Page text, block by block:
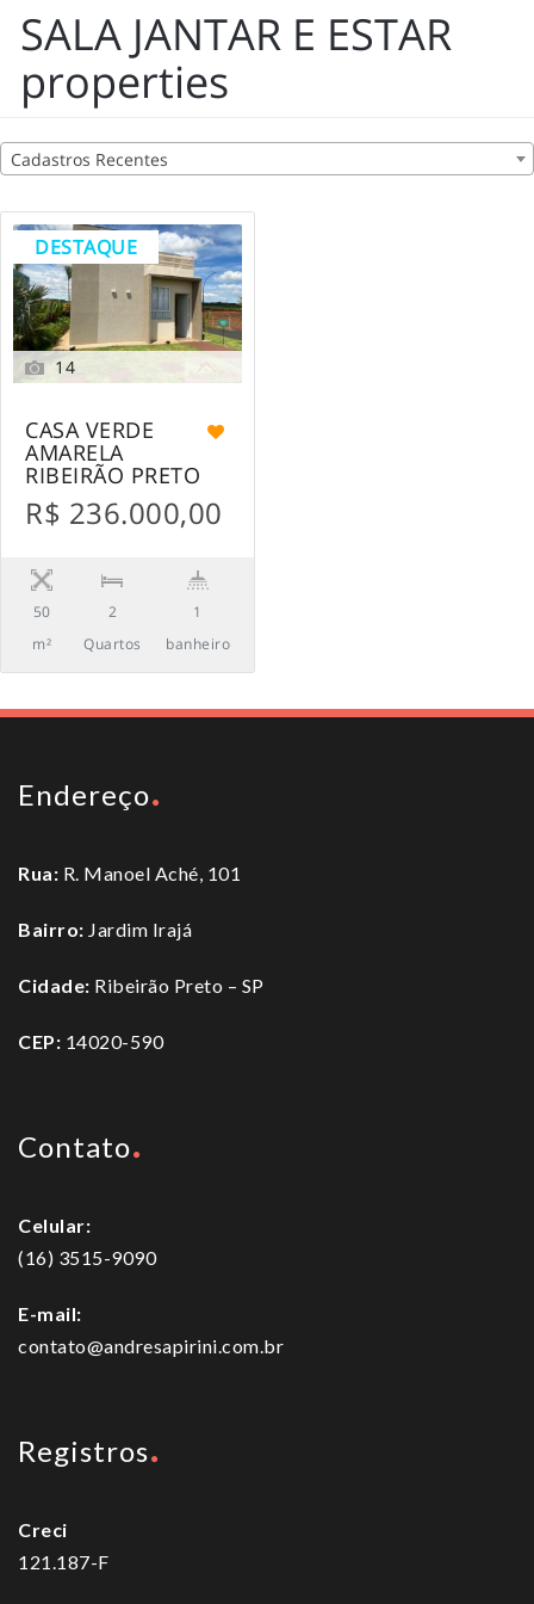
SALA JANTAR E ESTAR
properties
Cadastros Recentes
DESTAQUE
14
CASA VERDE
AMARELA
RIBEIRÃO PRETO
R$ 236.000,00
50
m²
2
Quartos
1
banheiro
Endereço
Rua: R. Manoel Aché, 101
Bairro: Jardim Irajá
Cidade: Ribeirão Preto – SP
CEP: 14020-590
Contato
Celular:
(16) 3515-9090
E-mail:
contato@andresapirini.com.br
Registros
Creci
121.187-F